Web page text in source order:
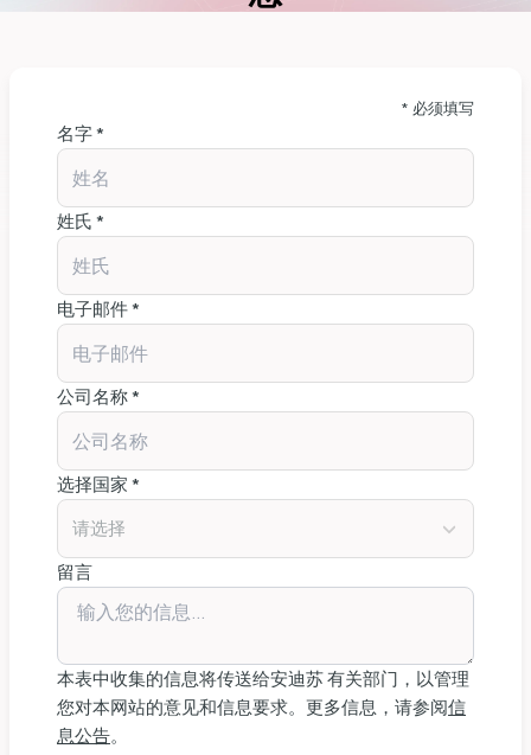
* 必须填写
名字 *
姓氏 *
电子邮件 *
公司名称 *
选择国家 *
请选择
留言
本表中收集的信息将传送给安迪苏 有关部门，以管理
您对本网站的意见和信息要求。更多信息，请参阅信
息公告。